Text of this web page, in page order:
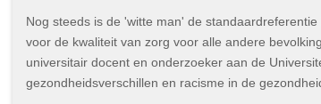
Nog steeds is de 'witte man' de
voor de kwaliteit van zorg voor alle andere
universitair docent en onderzoeker aan de
gezondheidsverschillen en racisme in de